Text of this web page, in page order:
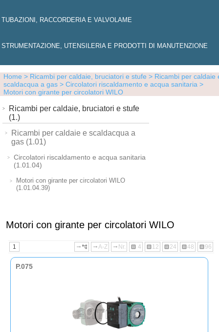
TUBAZIONI, RACCORDERIA E VALVOLAME
STRUMENTAZIONE, UTENSILERIA E PRODOTTI DI MANUTENZIONE
Home > Ricambi per caldaie, bruciatori e stufe > Ricambi per caldaie
scaldacqua a gas > Circolatori riscaldamento e acqua sanitaria >
Motori con girante per circolatori WILO
Ricambi per caldaie, bruciatori e stufe
(1.)
Ricambi per caldaie e scaldacqua a
gas (1.01)
Circolatori riscaldamento e acqua sanitaria
(1.01.04)
Motori con girante per circolatori WILO
(1.01.04.39)
Motori con girante per circolatori WILO
1 dataset 96
dataset 48
dataset 24
dataset 12
dataset 4
arrow_right_alt Nr.
arrow_right_altA-Z
arrow_right_alt account_tree
P.075